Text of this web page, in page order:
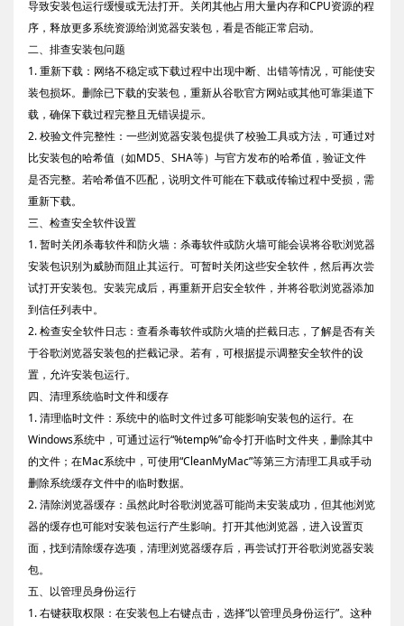
导致安装包运行缓慢或无法打开。关闭其他占用大量内存和CPU资源的程
序，释放更多系统资源给浏览器安装包，看是否能正常启动。
二、排查安装包问题
1. 重新下载：网络不稳定或下载过程中出现中断、出错等情况，可能使安
装包损坏。删除已下载的安装包，重新从谷歌官方网站或其他可靠渠道下
载，确保下载过程完整且无错误提示。
2. 校验文件完整性：一些浏览器安装包提供了校验工具或方法，可通过对
比安装包的哈希值（如MD5、SHA等）与官方发布的哈希值，验证文件
是否完整。若哈希值不匹配，说明文件可能在下载或传输过程中受损，需
重新下载。
三、检查安全软件设置
1. 暂时关闭杀毒软件和防火墙：杀毒软件或防火墙可能会误将谷歌浏览器
安装包识别为威胁而阻止其运行。可暂时关闭这些安全软件，然后再次尝
试打开安装包。安装完成后，再重新开启安全软件，并将谷歌浏览器添加
到信任列表中。
2. 检查安全软件日志：查看杀毒软件或防火墙的拦截日志，了解是否有关
于谷歌浏览器安装包的拦截记录。若有，可根据提示调整安全软件的设
置，允许安装包运行。
四、清理系统临时文件和缓存
1. 清理临时文件：系统中的临时文件过多可能影响安装包的运行。在
Windows系统中，可通过运行“%temp%”命令打开临时文件夹，删除其中
的文件；在Mac系统中，可使用“CleanMyMac”等第三方清理工具或手动
删除系统缓存文件中的临时数据。
2. 清除浏览器缓存：虽然此时谷歌浏览器可能尚未安装成功，但其他浏览
器的缓存也可能对安装包运行产生影响。打开其他浏览器，进入设置页
面，找到清除缓存选项，清理浏览器缓存后，再尝试打开谷歌浏览器安装
包。
五、以管理员身份运行
1. 右键获取权限：在安装包上右键点击，选择“以管理员身份运行”。这种